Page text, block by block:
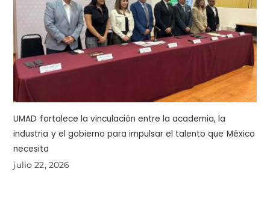
UMAD fortalece la vinculación entre la academia, la
industria y el gobierno para impulsar el talento que México
necesita
julio 22, 2026